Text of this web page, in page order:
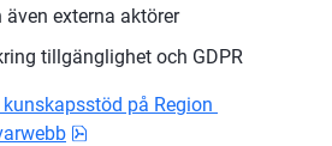
externa aktörer
tillgänglighet och GDPR
på Region